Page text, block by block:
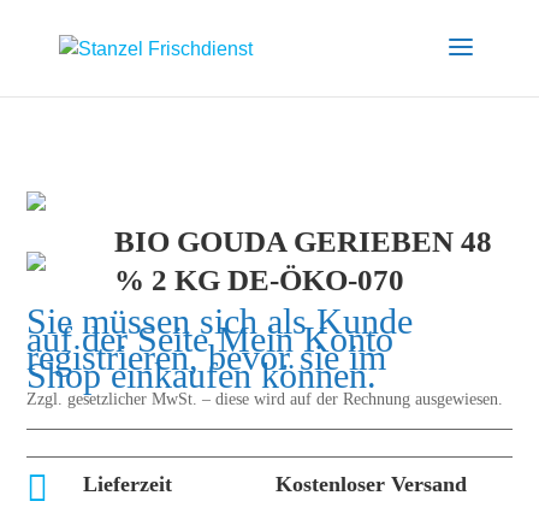
BIO GOUDA GERIEBEN 48
% 2 KG DE-ÖKO-070
Sie müssen sich als Kunde
auf der SeiteMein Konto
registrieren, bevor sie im
Shop einkaufen können.
Zzgl. gesetzlicher MwSt. – diese wird auf der Rechnung ausgewiesen.
 Lieferzeit Kostenloser Versand